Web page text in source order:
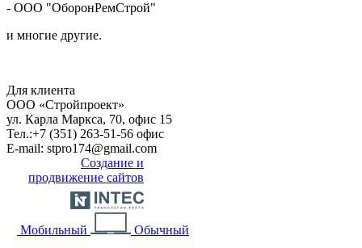
- ООО "ОборонРемСтрой"
и многие другие.
Для клиента
OOO «Стройпроект»
ул. Карла Маркса, 70, офис 15
Тел.:+7 (351) 263-51-56 офис
E-mail: stpro174@gmail.com
Создание и
продвижение сайтов
Мобильный Обычный